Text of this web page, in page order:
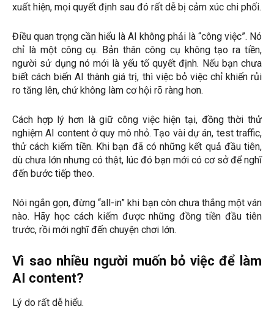
xuất hiện, mọi quyết định sau đó rất dễ bị cảm xúc chi phối.
Điều quan trọng cần hiểu là AI không phải là “công việc”. Nó
chỉ là một công cụ. Bản thân công cụ không tạo ra tiền,
người sử dụng nó mới là yếu tố quyết định. Nếu bạn chưa
biết cách biến AI thành giá trị, thì việc bỏ việc chỉ khiến rủi
ro tăng lên, chứ không làm cơ hội rõ ràng hơn.
Cách hợp lý hơn là giữ công việc hiện tại, đồng thời thử
nghiệm AI content ở quy mô nhỏ. Tạo vài dự án, test traffic,
thử cách kiếm tiền. Khi bạn đã có những kết quả đầu tiên,
dù chưa lớn nhưng có thật, lúc đó bạn mới có cơ sở để nghĩ
đến bước tiếp theo.
Nói ngắn gọn, đừng “all-in” khi bạn còn chưa thắng một ván
nào. Hãy học cách kiếm được những đồng tiền đầu tiên
trước, rồi mới nghĩ đến chuyện chơi lớn.
Vì sao nhiều người muốn bỏ việc để làm
AI content?
Lý do rất dễ hiểu.